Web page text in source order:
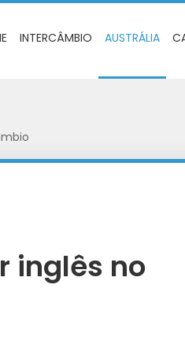
INTERCÂMBIO AUSTRÁLIA
inglês no